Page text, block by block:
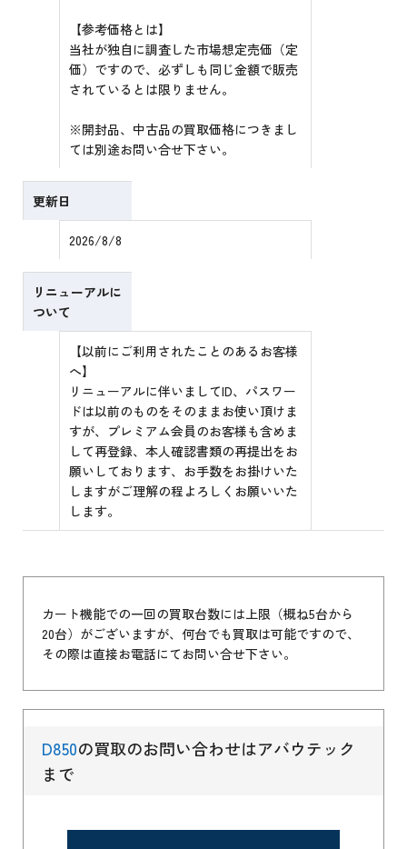
【参考価格とは】
当社が独自に調査した市場想定売価（定
価）ですので、必ずしも同じ金額で販売
されているとは限りません。
※開封品、中古品の買取価格につきまし
ては別途お問い合せ下さい。
更新日
2026/8/8
リニューアルに
ついて
【以前にご利用されたことのあるお客様
へ】
リニューアルに伴いましてID、パスワー
ドは以前のものをそのままお使い頂けま
すが、プレミアム会員のお客様も含めま
して再登録、本人確認書類の再提出をお
願いしております、お手数をお掛けいた
しますがご理解の程よろしくお願いいた
します。
カート機能での一回の買取台数には上限（概ね5台から
20台）がございますが、何台でも買取は可能ですので、
その際は直接お電話にてお問い合せ下さい。
D850の買取のお問い合わせはアバウテック
まで